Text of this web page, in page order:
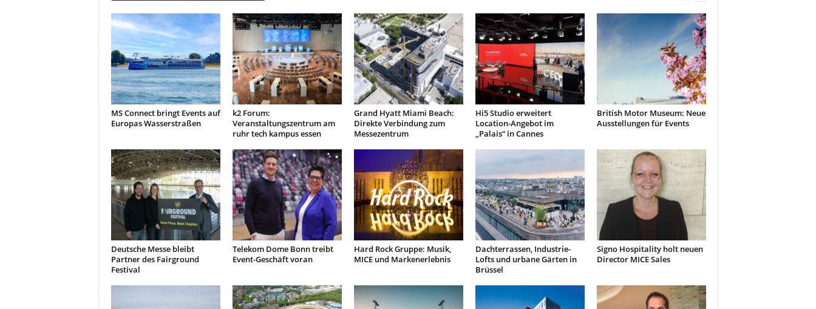
MS Connect bringt Events auf
Europas Wasserstraßen
k2 Forum:
Veranstaltungszentrum am
ruhr tech kampus essen
Grand Hyatt Miami Beach:
Direkte Verbindung zum
Messezentrum
Hi5 Studio erweitert
Location-Angebot im
„Palais“ in Cannes
British Motor Museum: Neue
Ausstellungen für Events
Deutsche Messe bleibt
Partner des Fairground
Festival
Telekom Dome Bonn treibt
Event-Geschäft voran
Hard Rock Gruppe: Musik,
MICE und Markenerlebnis
Dachterrassen, Industrie-
Lofts und urbane Gärten in
Brüssel
Signo Hospitality holt neuen
Director MICE Sales